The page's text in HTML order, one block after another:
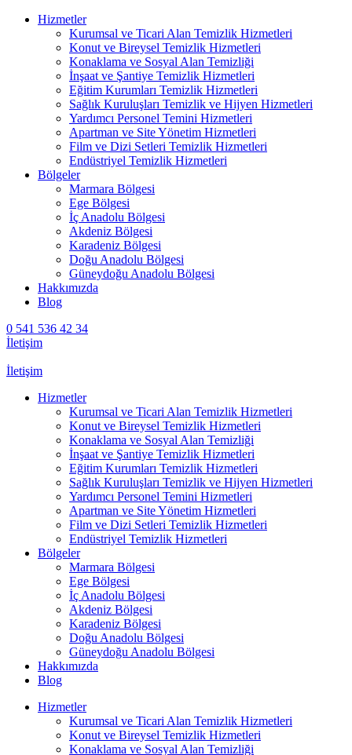
Hizmetler
Kurumsal ve Ticari Alan Temizlik Hizmetleri
Konut ve Bireysel Temizlik Hizmetleri
Konaklama ve Sosyal Alan Temizliği
İnşaat ve Şantiye Temizlik Hizmetleri
Eğitim Kurumları Temizlik Hizmetleri
Sağlık Kuruluşları Temizlik ve Hijyen Hizmetleri
Yardımcı Personel Temini Hizmetleri
Apartman ve Site Yönetim Hizmetleri
Film ve Dizi Setleri Temizlik Hizmetleri
Endüstriyel Temizlik Hizmetleri
Bölgeler
Marmara Bölgesi
Ege Bölgesi
İç Anadolu Bölgesi
Akdeniz Bölgesi
Karadeniz Bölgesi
Doğu Anadolu Bölgesi
Güneydoğu Anadolu Bölgesi
Hakkımızda
Blog
0 541 536 42 34
İletişim
İletişim
Hizmetler
Kurumsal ve Ticari Alan Temizlik Hizmetleri
Konut ve Bireysel Temizlik Hizmetleri
Konaklama ve Sosyal Alan Temizliği
İnşaat ve Şantiye Temizlik Hizmetleri
Eğitim Kurumları Temizlik Hizmetleri
Sağlık Kuruluşları Temizlik ve Hijyen Hizmetleri
Yardımcı Personel Temini Hizmetleri
Apartman ve Site Yönetim Hizmetleri
Film ve Dizi Setleri Temizlik Hizmetleri
Endüstriyel Temizlik Hizmetleri
Bölgeler
Marmara Bölgesi
Ege Bölgesi
İç Anadolu Bölgesi
Akdeniz Bölgesi
Karadeniz Bölgesi
Doğu Anadolu Bölgesi
Güneydoğu Anadolu Bölgesi
Hakkımızda
Blog
Hizmetler
Kurumsal ve Ticari Alan Temizlik Hizmetleri
Konut ve Bireysel Temizlik Hizmetleri
Konaklama ve Sosyal Alan Temizliği